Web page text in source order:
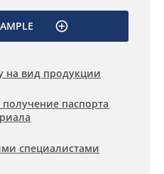
на вид продукции
получение паспорта
специалистами